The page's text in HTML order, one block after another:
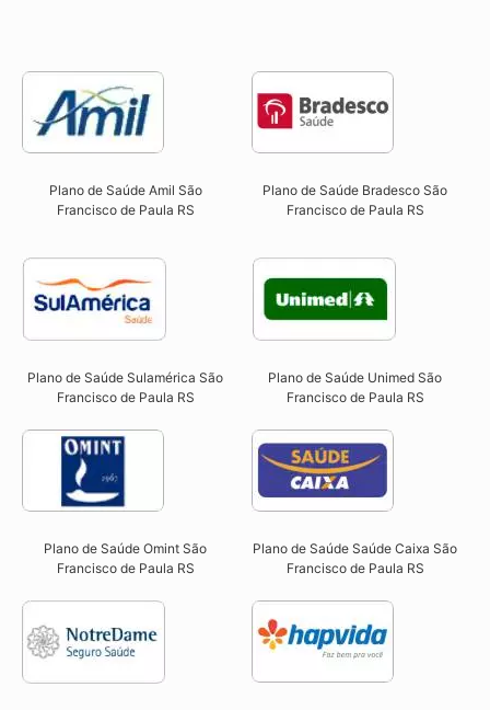
Plano de Saúde Amil São
Francisco de Paula RS
Plano de Saúde Bradesco São
Francisco de Paula RS
Plano de Saúde Sulamérica São
Francisco de Paula RS
Plano de Saúde Unimed São
Francisco de Paula RS
Plano de Saúde Omint São
Francisco de Paula RS​
Plano de Saúde Saúde Caixa São
Francisco de Paula RS​